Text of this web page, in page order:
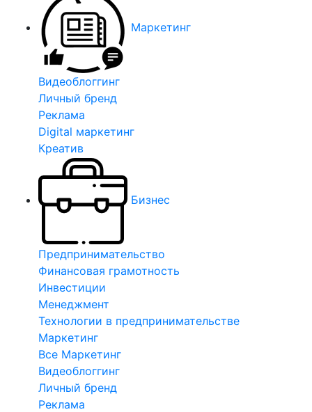
Маркетинг
Видеоблоггинг
Личный бренд
Реклама
Digital маркетинг
Креатив
Бизнес
Предпринимательство
Финансовая грамотность
Инвестиции
Менеджмент
Технологии в предпринимательстве
Маркетинг
Все Маркетинг
Видеоблоггинг
Личный бренд
Реклама